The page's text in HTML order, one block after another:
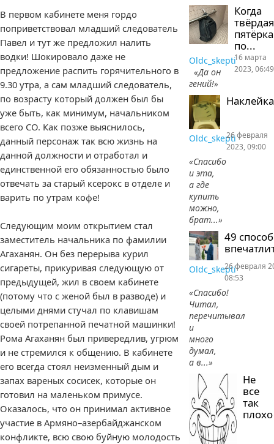
В первом кабинете меня гордо
поприветствовал младший следователь
Павел и тут же предложил налить
водки! Шокировало даже не
предложение распить горячительного в
9.30 утра, а сам младший следователь,
по возрасту который должен был бы
уже быть, как минимум, начальником
всего СО. Как позже выяснилось,
данный персонаж так всю жизнь на
данной должности и отработал и
единственной его обязанностью было
отвечать за старый ксерокс в отделе и
варить по утрам кофе!
Следующим моим открытием стал
заместитель начальника по фамилии
Агаханян. Он без перерыва курил
сигареты, прикуривая следующую от
предыдущей, жил в своем кабинете
(потому что с женой был в разводе) и
целыми днями стучал по клавишам
своей потрепанной печатной машинки!
Рома Агаханян был привередлив, угрюм
и не стремился к общению. В кабинете
его всегда стоял неизменный дым и
запах вареных сосисек, которые он
готовил на маленьком примусе.
Оказалось, что он принимал активное
участие в Армяно–азербайджанском
конфликте, всю свою буйную молодость
Когда
твёрдая
пятёрка
по...
Oldc_skepti
«Да он
гений!»
16 марта
2023, 06:49
Наклейка
Oldc_skepti
«Спасибо
и эта,
а где
купить
можно,
брат...»
26 февраля
2023, 09:00
49
Oldc_skepti
«Спасибо!
Читал,
перечитывал
и
много
думал,
а в...»
26 февраля
08:53
Не
все
так
плохо